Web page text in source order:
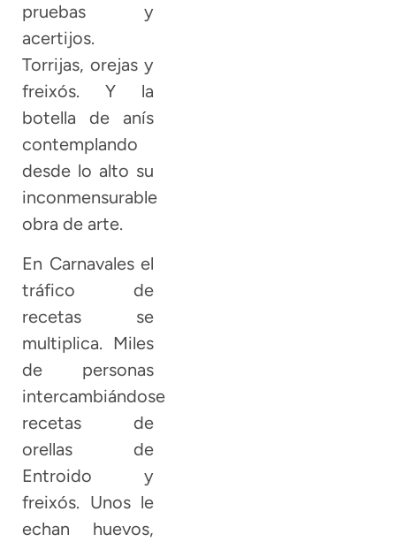
pruebas y
acertijos.
Torrijas, orejas y
freixós. Y la
botella de anís
contemplando
desde lo alto su
inconmensurable
obra de arte.
En Carnavales el
tráfico de
recetas se
multiplica. Miles
de personas
intercambiándose
recetas de
orellas de
Entroido y
freixós. Unos le
echan huevos,